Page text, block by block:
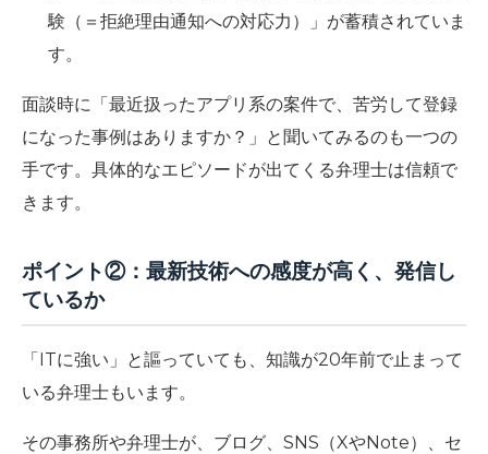
験（＝拒絶理由通知への対応力）」 が蓄積されていま
す。
面談時に「最近扱ったアプリ系の案件で、苦労して登録
になった事例はありますか？」と聞いてみるのも一つの
手です。具体的なエピソードが出てくる弁理士は信頼で
きます。
ポイント②：最新技術への感度が高く、発信し
ているか
「ITに強い」と謳っていても、知識が20年前で止まって
いる弁理士もいます。
その事務所や弁理士が、ブログ、SNS（XやNote）、セ